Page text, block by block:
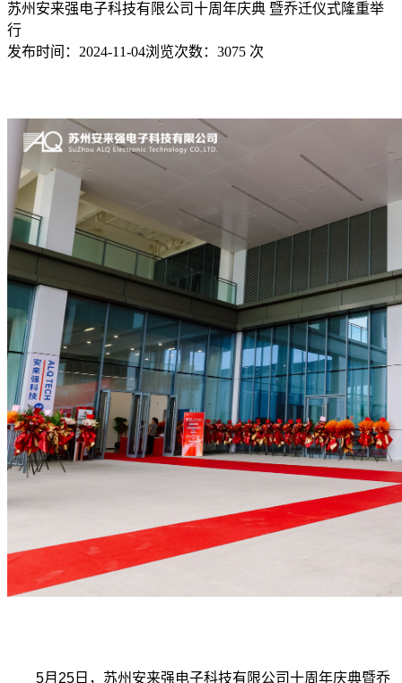
苏州安来强电子科技有限公司十周年庆典 暨乔迁仪式隆重举
行
发布时间： 2024-11-04浏览次数： 3075 次
5月25日，苏州安来强电子科技有限公司十周年庆典暨乔